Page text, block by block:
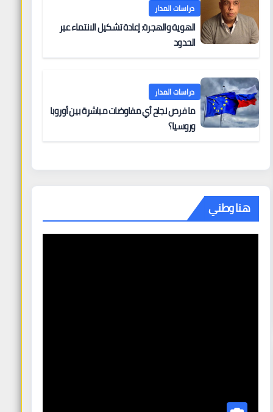
دراسات المدار
الهوية والهجرة: إعادة تشكيل الانتماء عبر
الحدود
دراسات المدار
ما فرص نجاح أي مفاوضات مباشرة بين أوروبا
وروسيا؟
هنا وطني